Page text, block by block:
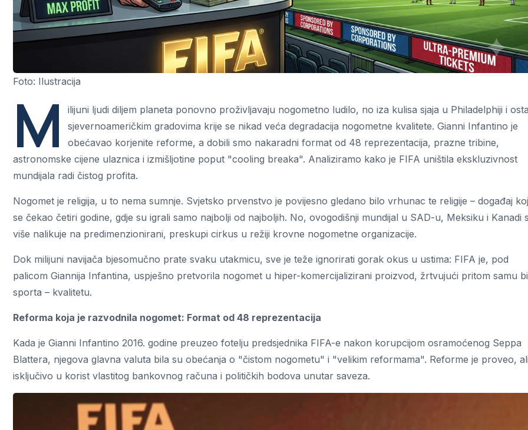
Foto: Ilustracija
M
ilijuni ljudi diljem planeta ponovno proživljavaju nogometno ludilo, no iza kulisa sjaja u Philadelphiji i
sjevernoameričkim gradovima krije se nikad veća degradacija nogometne kvalitete. Gianni Infantino je
obećavao korjenite reforme, a dobili smo nakaradni format od 48 reprezentacija, prazne tribine,
astronomske cijene ulaznica i izmišljotine poput "cooling breaka". Analiziramo kako je FIFA uništila ekskluzivnost
mundijala radi čistog profita.
Nogomet je religija, u to nema sumnje. Svjetsko prvenstvo je povijesno gledano bilo vrhunac te religije – događaj
se čekao četiri godine, gdje su igrali samo najbolji od najboljih. No, ovogodišnji mundijal u SAD-u, Meksiku i Kanadi
više nalikuje na predimenzionirani, preskupi cirkus u režiji krovne nogometne organizacije.
Dok milijuni navijača bjesomučno prate svaku utakmicu, sve je teže ignorirati gorak okus u ustima: FIFA je, pod
palicom Giannija Infantina, uspješno pretvorila nogomet u hiper-komercijalizirani proizvod, žrtvujući pritom samu
sporta – kvalitetu.
Reforma koja je razvodnila nogomet: Format od 48 reprezentacija
Kada je Gianni Infantino 2016. godine preuzeo fotelju predsjednika FIFA-e nakon korupcijom osramoćenog Seppa
Blattera, njegova glavna valuta bila su obećanja o "čistom nogometu" i "velikim reformama". Reforme je proveo, ali
isključivo u korist vlastitog bankovnog računa i političkih bodova unutar saveza.